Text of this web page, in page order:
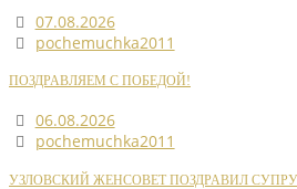
07.08.2026
pochemuchka2011
ПОЗДРАВЛЯЕМ С ПОБЕДОЙ!
06.08.2026
pochemuchka2011
УЗЛОВСКИЙ ЖЕНСОВЕТ ПОЗДРАВИЛ